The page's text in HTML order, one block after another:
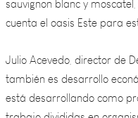
Julio Acevedo, director de
también es desarrollo
está desarrollando como
trabajo divididas en